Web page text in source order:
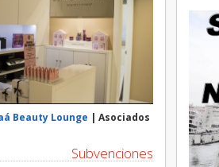
Beauty Lounge | Asociados
Subvenciones